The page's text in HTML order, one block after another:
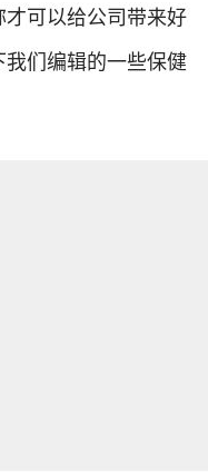
可以给公司带来好
们编辑的一些保健